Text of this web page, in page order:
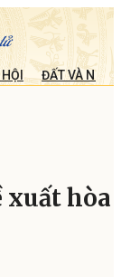
ĐẤT VÀ
xuất hòa